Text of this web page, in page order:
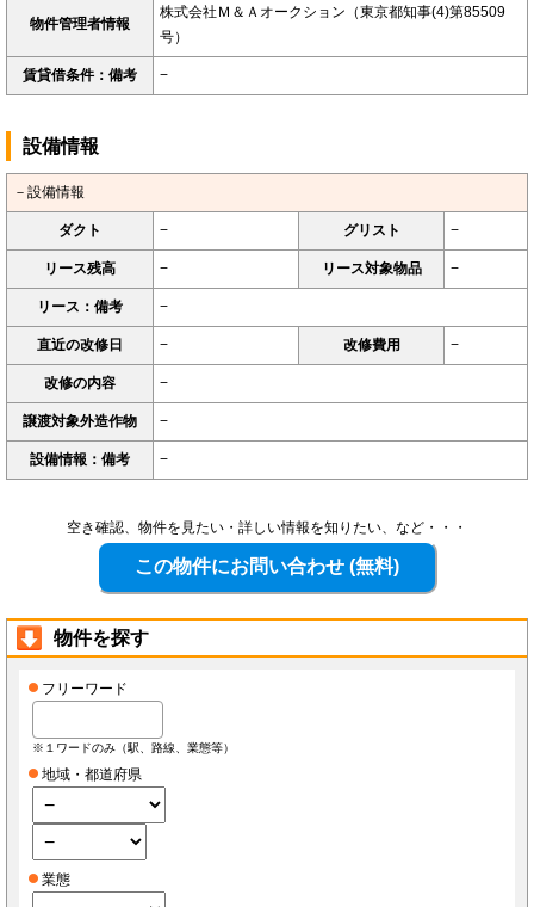
物件管理者情報
株式会社Ｍ＆Ａオークション（東京都知事(4)第85509
号）
賃貸借条件：備考 −
設備情報
－設備情報
ダクト − グリスト −
リース残高 − リース対象物品 −
リース：備考 −
直近の改修日 − 改修費用 −
改修の内容 −
譲渡対象外造作物 −
設備情報：備考 −
空き確認、物件を見たい・詳しい情報を知りたい、など・・・
物件を探す
フリーワード
※１ワードのみ（駅、路線、業態等）
地域・都道府県
業態